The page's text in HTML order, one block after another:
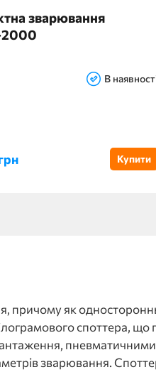
зварювання
В
Купити
причому як
споттера,
зварювання.